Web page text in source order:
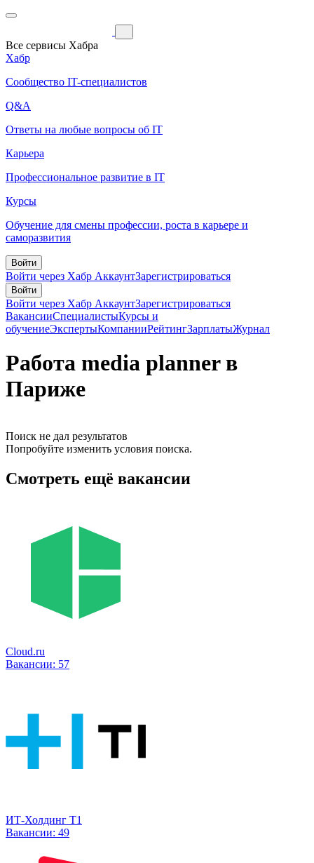
Все сервисы Хабра
Хабр
Сообщество IT-специалистов
Q&A
Ответы на любые вопросы об IT
Карьера
Профессиональное развитие в IT
Курсы
Обучение для смены профессии, роста в карьере и
саморазвития
Войти
Войти через Хабр АккаунтЗарегистрироваться
Войти
Войти через Хабр АккаунтЗарегистрироваться
ВакансииСпециалистыКурсы и
обучениеЭкспертыКомпанииРейтингЗарплатыЖурнал
Работа media planner в
Париже
Поиск не дал результатов
Попробуйте изменить условия поиска.
Смотреть ещё вакансии
Cloud.ru
Вакансии: 57
ИТ-Холдинг Т1
Вакансии: 49